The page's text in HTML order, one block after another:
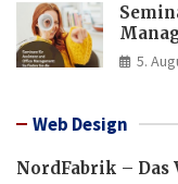
5.
Web Design
NordFabrik – Das